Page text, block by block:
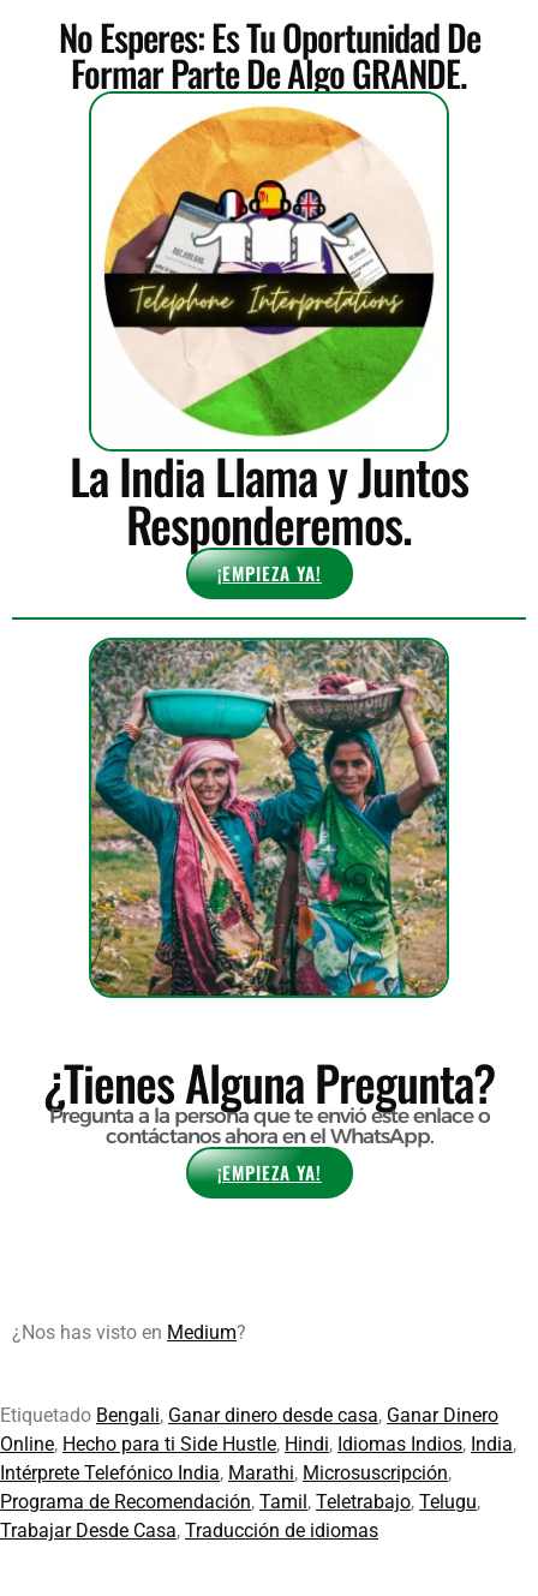
No Esperes: Es Tu Oportunidad De
Formar Parte De Algo GRANDE.
La India Llama y Juntos
Responderemos.
¡EMPIEZA YA!
¿Tienes Alguna Pregunta?
Pregunta a la persona que te envió este enlace o
contáctanos ahora en el WhatsApp.
¡EMPIEZA YA!
¿Nos has visto en Medium?
Etiquetado Bengali, Ganar dinero desde casa, Ganar Dinero
Online, Hecho para ti Side Hustle, Hindi, Idiomas Indios, India,
Intérprete Telefónico India, Marathi, Microsuscripción,
Programa de Recomendación, Tamil, Teletrabajo, Telugu,
Trabajar Desde Casa, Traducción de idiomas